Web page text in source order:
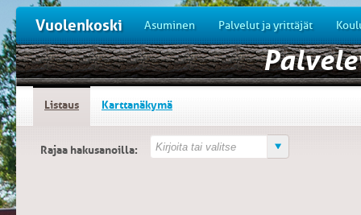
Vuolenkoski Asuminen Palvelut ja yrittäjät
Listaus Karttanäkymä
Rajaa hakusanoilla: